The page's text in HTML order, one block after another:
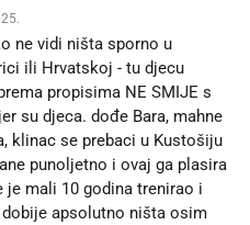
ne vidi ništa sporno u
ili Hrvatskoj - tu djecu
propisima NE SMIJE s
su djeca. dođe Bara, mahne
klinac se prebaci u Kustošiju
punoljetno i ovaj ga plasira
je mali 10 godina trenirao i
apsolutno ništa osim